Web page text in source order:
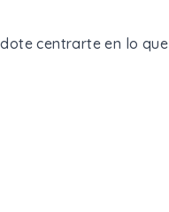
centrarte en lo que